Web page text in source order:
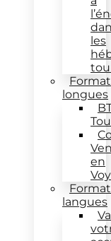
les
longues
en
langues